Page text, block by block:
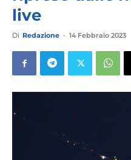
live
Di Redazione - 14 Febbraio 2023